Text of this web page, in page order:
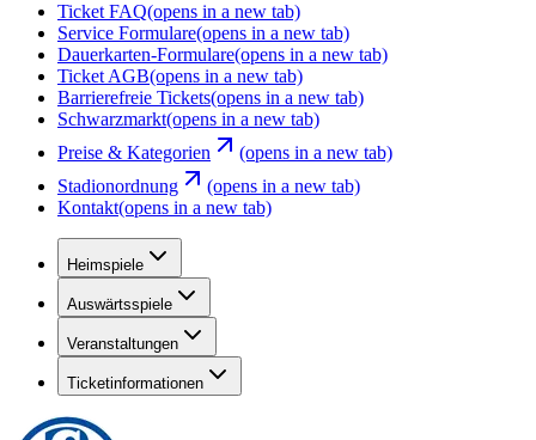
Ticket FAQ(opens in a new tab)
Service Formulare(opens in a new tab)
Dauerkarten-Formulare(opens in a new tab)
Ticket AGB(opens in a new tab)
Barrierefreie Tickets(opens in a new tab)
Schwarzmarkt(opens in a new tab)
Preise & Kategorien
(opens in a new tab)
Stadionordnung
(opens in a new tab)
Kontakt(opens in a new tab)
Heimspiele
Auswärtsspiele
Veranstaltungen
Ticketinformationen